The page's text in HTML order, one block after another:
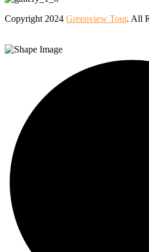
Copyright 2024 Greenview Tour. All